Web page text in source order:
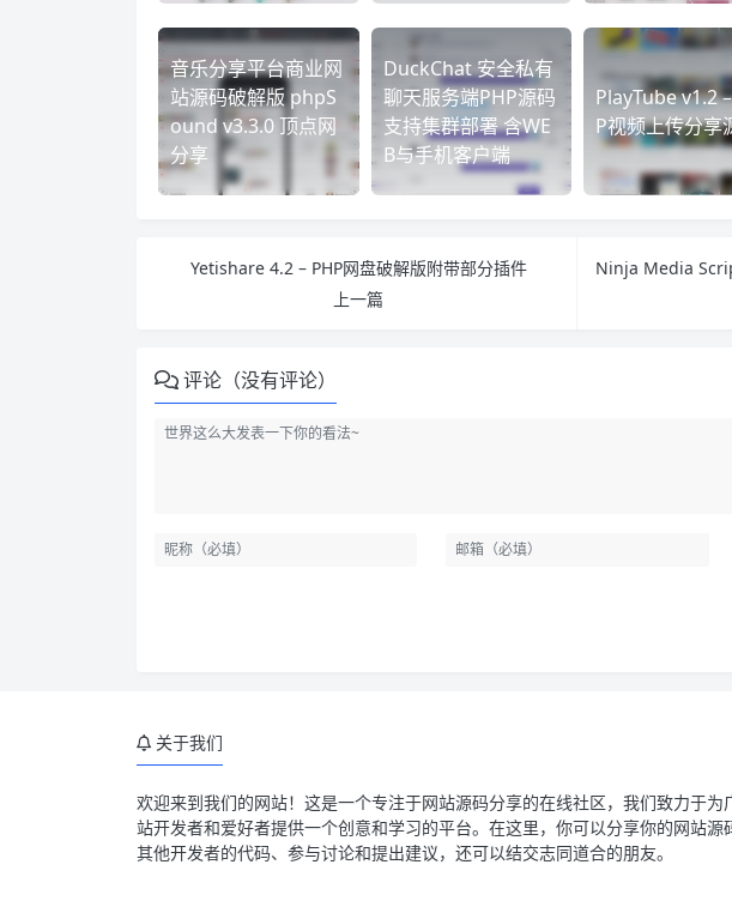
音乐分享平台商业网
站源码破解版 phpS
ound v3.3.0 顶点网
分享
DuckChat 安全私有
聊天服务端PHP源码
支持集群部署 含WE
B与手机客户端
PlayTube v1.2
P视频上传分享
Yetishare 4.2 – PHP网盘破解版附带部分插件
上一篇
评论（没有评论）
关于我们
欢迎来到我们的网站！这是一个专注于网站源码分享的在线社区，我们致力于为
站开发者和爱好者提供一个创意和学习的平台。在这里，你可以分享你的网站源
其他开发者的代码、参与讨论和提出建议，还可以结交志同道合的朋友。